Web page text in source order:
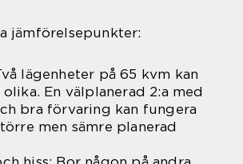
jämförelsepunkter:
lägenheter på 65 kvm kan
En välplanerad 2:a med
bra förvaring kan fungera
men sämre planerad